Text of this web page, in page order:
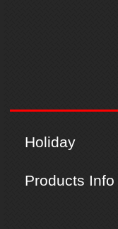
Holiday
Products Info